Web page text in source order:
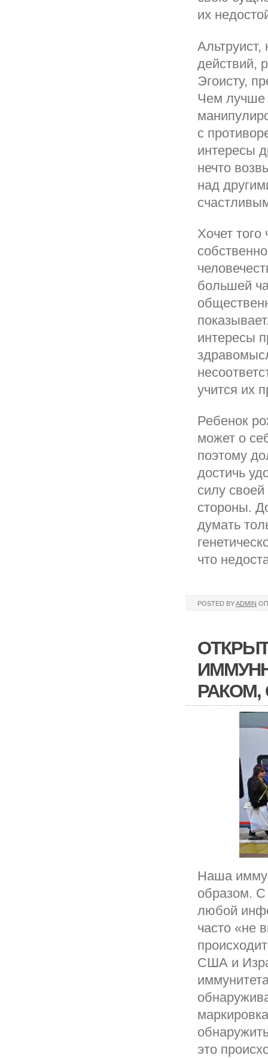
их
действий,
Эгоисту,
Чем лучше
с
интересы
нечто
над
Хочет того
большей
интересы
учится их
Ребенок
может о
поэтому
достичь
силу
стороны.
думать
что
POSTED BYADMIN
РАКОМ,
Наша
образом. С
любой
часто «не
США и
это